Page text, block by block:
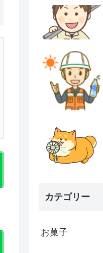
カテゴリー
お菓子